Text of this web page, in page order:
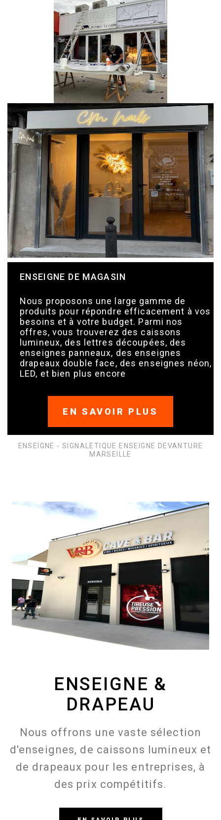
ENSEIGNE DE MAGASIN
Nous proposons une large gamme de
produits pour répondre efficacement à vos
besoins et à votre budget. Parmi nos
offres, vous trouverez des caissons
lumineux, des lettres découpées, des
enseignes panneaux, des enseignes
drapeaux double face, des enseignes néon,
LED, et bien plus encore
EN SAVOIR PLUS
ENSEIGNE - SIGNALETIQUE ENSEIGNE DEVANTURE
MARSEILLE
ENSEIGNE &
DRAPEAU
Nous offrons une vaste sélection
d'enseignes, de caissons lumineux et
de drapeaux pour les entreprises, à
des prix compétitifs.